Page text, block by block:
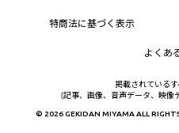
特商法に基づく表示
よくあ
掲載されている
(記事、画像、音声データ、映像
© 2026 GEKIDAN MIYAMA ALL